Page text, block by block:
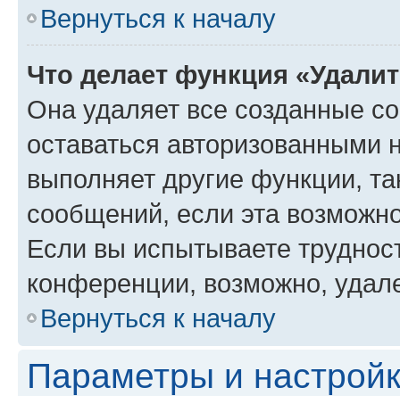
Вернуться к началу
Что делает функция
Она удаляет все созданные
оставаться авторизованными
выполняет другие функции,
сообщений, если эта
Если вы испытываете
конференции, возможно,
Вернуться к началу
Параметры и